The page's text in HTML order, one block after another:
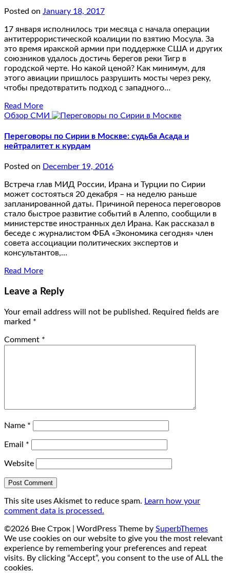
Posted on January 18, 2017
17 января исполнилось три месяца с начала операции
антитеррористической коалиции по взятию Мосула. За
это время иракской армии при поддержке США и других
союзников удалось достичь берегов реки Тигр в
городской черте. Но какой ценой? Как минимум, для
этого авиации пришлось разрушить мосты через реку,
чтобы предотвратить подход с западного…
Read More
Обзор СМИ
Переговоры по Сирии в Москве: судьба Асада и
нейтралитет к курдам
Posted on December 19, 2016
Встреча глав МИД России, Ирана и Турции по Сирии
может состояться 20 декабря – на неделю раньше
запланированной даты. Причиной переноса переговоров
стало быстрое развитие событий в Алеппо, сообщили в
министерстве иностранных дел Ирана. Как рассказал в
беседе с журналистом ФБА «Экономика сегодня» член
совета ассоциации политических экспертов и
консультантов,…
Read More
Leave a Reply
Your email address will not be published. Required fields are
marked *
Comment *
Name *
Email *
Website
This site uses Akismet to reduce spam. Learn how your
comment data is processed.
©2026 Вне Строк | WordPress Theme by SuperbThemes
We use cookies on our website to give you the most relevant
experience by remembering your preferences and repeat
visits. By clicking “Accept”, you consent to the use of ALL the
cookies.